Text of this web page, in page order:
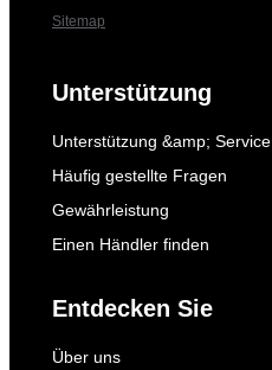
Sitemap
Unterstützung
Unterstützung &amp; Service
Häufig gestellte Fragen
Gewährleistung
Einen Händler finden
Entdecken Sie
Über uns